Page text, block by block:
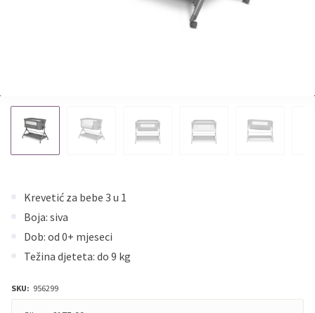
Krevetić za bebe 3 u 1
Boja: siva
Dob: od 0+ mjeseci
Težina djeteta: do 9 kg
SKU: 956299